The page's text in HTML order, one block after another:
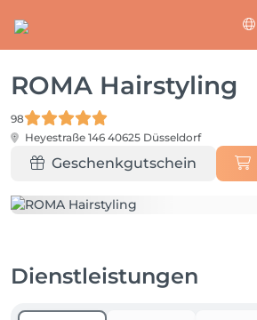
ROMA Hairstyling
98
Heyestraße 146 40625 Düsseldorf
Geschenkgutschein
Dienstleistungen